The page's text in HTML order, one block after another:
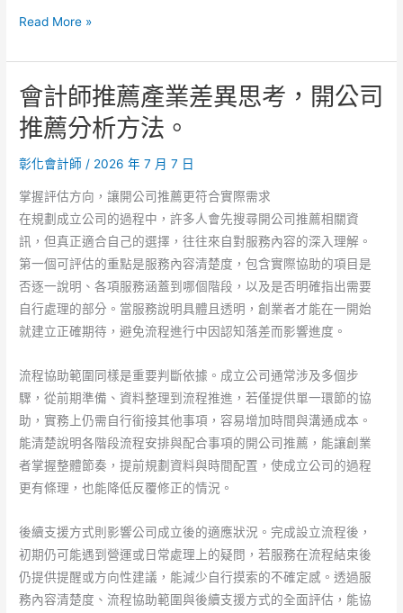
會
師
推
薦
設
計
業
需
求，
開
公
司
推
迷
思
比
較。
Read More »
會計師推薦產業差異思考，開公司
推薦分析方法。
彰化會計師 / 2026 年 7 月 7 日
掌握評估方向，讓開公司推薦更符合實際需求
在規劃成立公司的過程中，許多人會先搜尋開公司推薦相關資
訊，但真正適合自己的選擇，往往來自對服務內容的深入理解。
第一個可評估的重點是服務內容清楚度，包含實際協助的項目是
否逐一說明、各項服務涵蓋到哪個階段，以及是否明確指出需要
自行處理的部分。當服務說明具體且透明，創業者才能在一開始
就建立正確期待，避免流程進行中因認知落差而影響進度。
流程協助範圍同樣是重要判斷依據。成立公司通常涉及多個步
驟，從前期準備、資料整理到流程推進，若僅提供單一環節的協
助，實務上仍需自行銜接其他事項，容易增加時間與溝通成本。
能清楚說明各階段流程安排與配合事項的開公司推薦，能讓創業
者掌握整體節奏，提前規劃資料與時間配置，使成立公司的過程
更有條理，也能降低反覆修正的情況。
後續支援方式則影響公司成立後的適應狀況。完成設立流程後，
初期仍可能遇到營運或日常處理上的疑問，若服務在流程結束後
仍提供提醒或方向性建議，能減少自行摸索的不確定感。透過服
務內容清楚度、流程協助範圍與後續支援方式的全面評估，能協